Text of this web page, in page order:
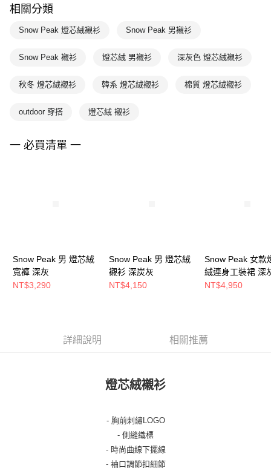
相關分類
Snow Peak 燈芯絨襯衫 Snow Peak 男襯衫
Snow Peak 襯衫 燈芯絨 男襯衫 深灰色 燈芯絨襯衫
秋冬 燈芯絨襯衫 韓系 燈芯絨襯衫 棉質 燈芯絨襯衫
outdoor 穿搭 燈芯絨 襯衫
一 必買清單 一
Snow Peak 男 燈芯絨
寬褲 深灰
NT$3,290
Snow Peak 男 燈芯絨
襯衫 深炭灰
NT$4,150
Snow Peak 女款
絨連身工裝裙 深
NT$4,950
詳細說明 相關推薦
燈芯絨襯衫
- 胸前刺繡LOGO
- 側縫織標
- 時尚曲線下擺線
- 袖口調節扣細節